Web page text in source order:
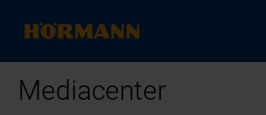
Mediacenter